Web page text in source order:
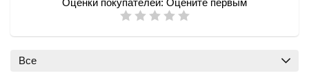
Оценки покупателей: Оцените первым
Все